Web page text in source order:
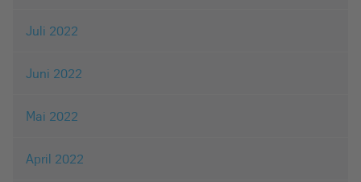
Juli 2022
Juni 2022
Mai 2022
April 2022